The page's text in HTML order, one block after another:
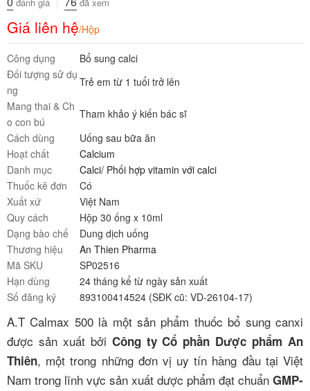
Giá liên hệ/Hộp
Công dụng
Bổ sung calci
Đối tượng sử dụ
ng
Trẻ em từ 1 tuổi trở lên
Mang thai & Ch
o con bú
Tham khảo ý kiến bác sĩ
Cách dùng
Uống sau bữa ăn
Hoạt chất
Calcium
Danh mục
Calci/ Phối hợp vitamin với calci
Thuốc kê đơn
Có
Xuất xứ
Việt Nam
Quy cách
Hộp 30 ống x 10ml
Dạng bào chế
Dung dịch uống
Thương hiệu
An Thien Pharma
Mã SKU
SP02516
Hạn dùng
24 tháng kể từ ngày sản xuất
Số đăng ký
893100414524 (SĐK cũ: VD-26104-17)
A.T Calmax 500 là một sản phẩm thuốc bổ sung canxi
được sản xuất bởi Công ty Cổ phần Dược phẩm An
Thiên, một trong những đơn vị uy tín hàng đầu tại Việt
Nam trong lĩnh vực sản xuất dược phẩm đạt chuẩn GMP-